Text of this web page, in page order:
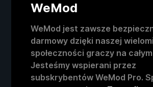
WeMod
WeMod jest zawsze
darmowy dzięki naszej
społeczności graczy na
Jesteśmy wspierani przez
subskrybentów WeMod Pro.